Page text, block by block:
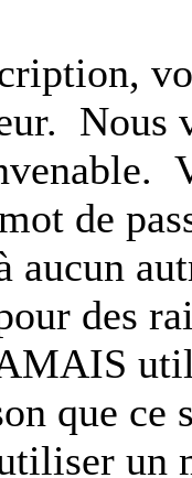
Nous
de
aucun
des
que
un